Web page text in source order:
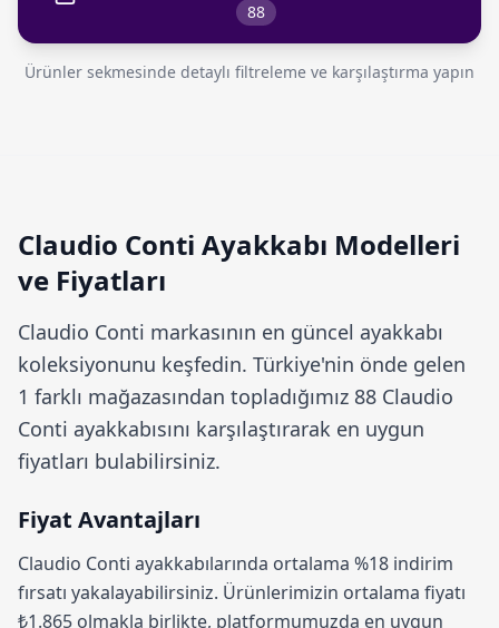
88
Ürünler sekmesinde detaylı filtreleme ve karşılaştırma yapın
Claudio Conti Ayakkabı Modelleri
ve Fiyatları
Claudio Conti markasının en güncel ayakkabı
koleksiyonunu keşfedin. Türkiye'nin önde gelen
1 farklı mağazasından topladığımız 88 Claudio
Conti ayakkabısını karşılaştırarak en uygun
fiyatları bulabilirsiniz.
Fiyat Avantajları
Claudio Conti ayakkabılarında ortalama %18 indirim
fırsatı yakalayabilirsiniz. Ürünlerimizin ortalama fiyatı
₺1.865 olmakla birlikte, platformumuzda en uygun